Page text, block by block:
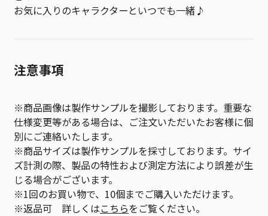
お気に入りのキャラクターといつでも一緒♪
注意事項
※商品画像は製作サンプルを撮影しております。重要な
仕様変更等がある場合は、ご注文いただいたお客様に個
別にご連絡いたします。
※商品サイズは製作サンプルを採寸しております。サイ
ズ計測の際、製品の特性および測定方法により誤差が生
じる場合がございます。
※1回のお買い物で、10個までご購入いただけます。
※返品可 詳しくはこちらをご覧ください。